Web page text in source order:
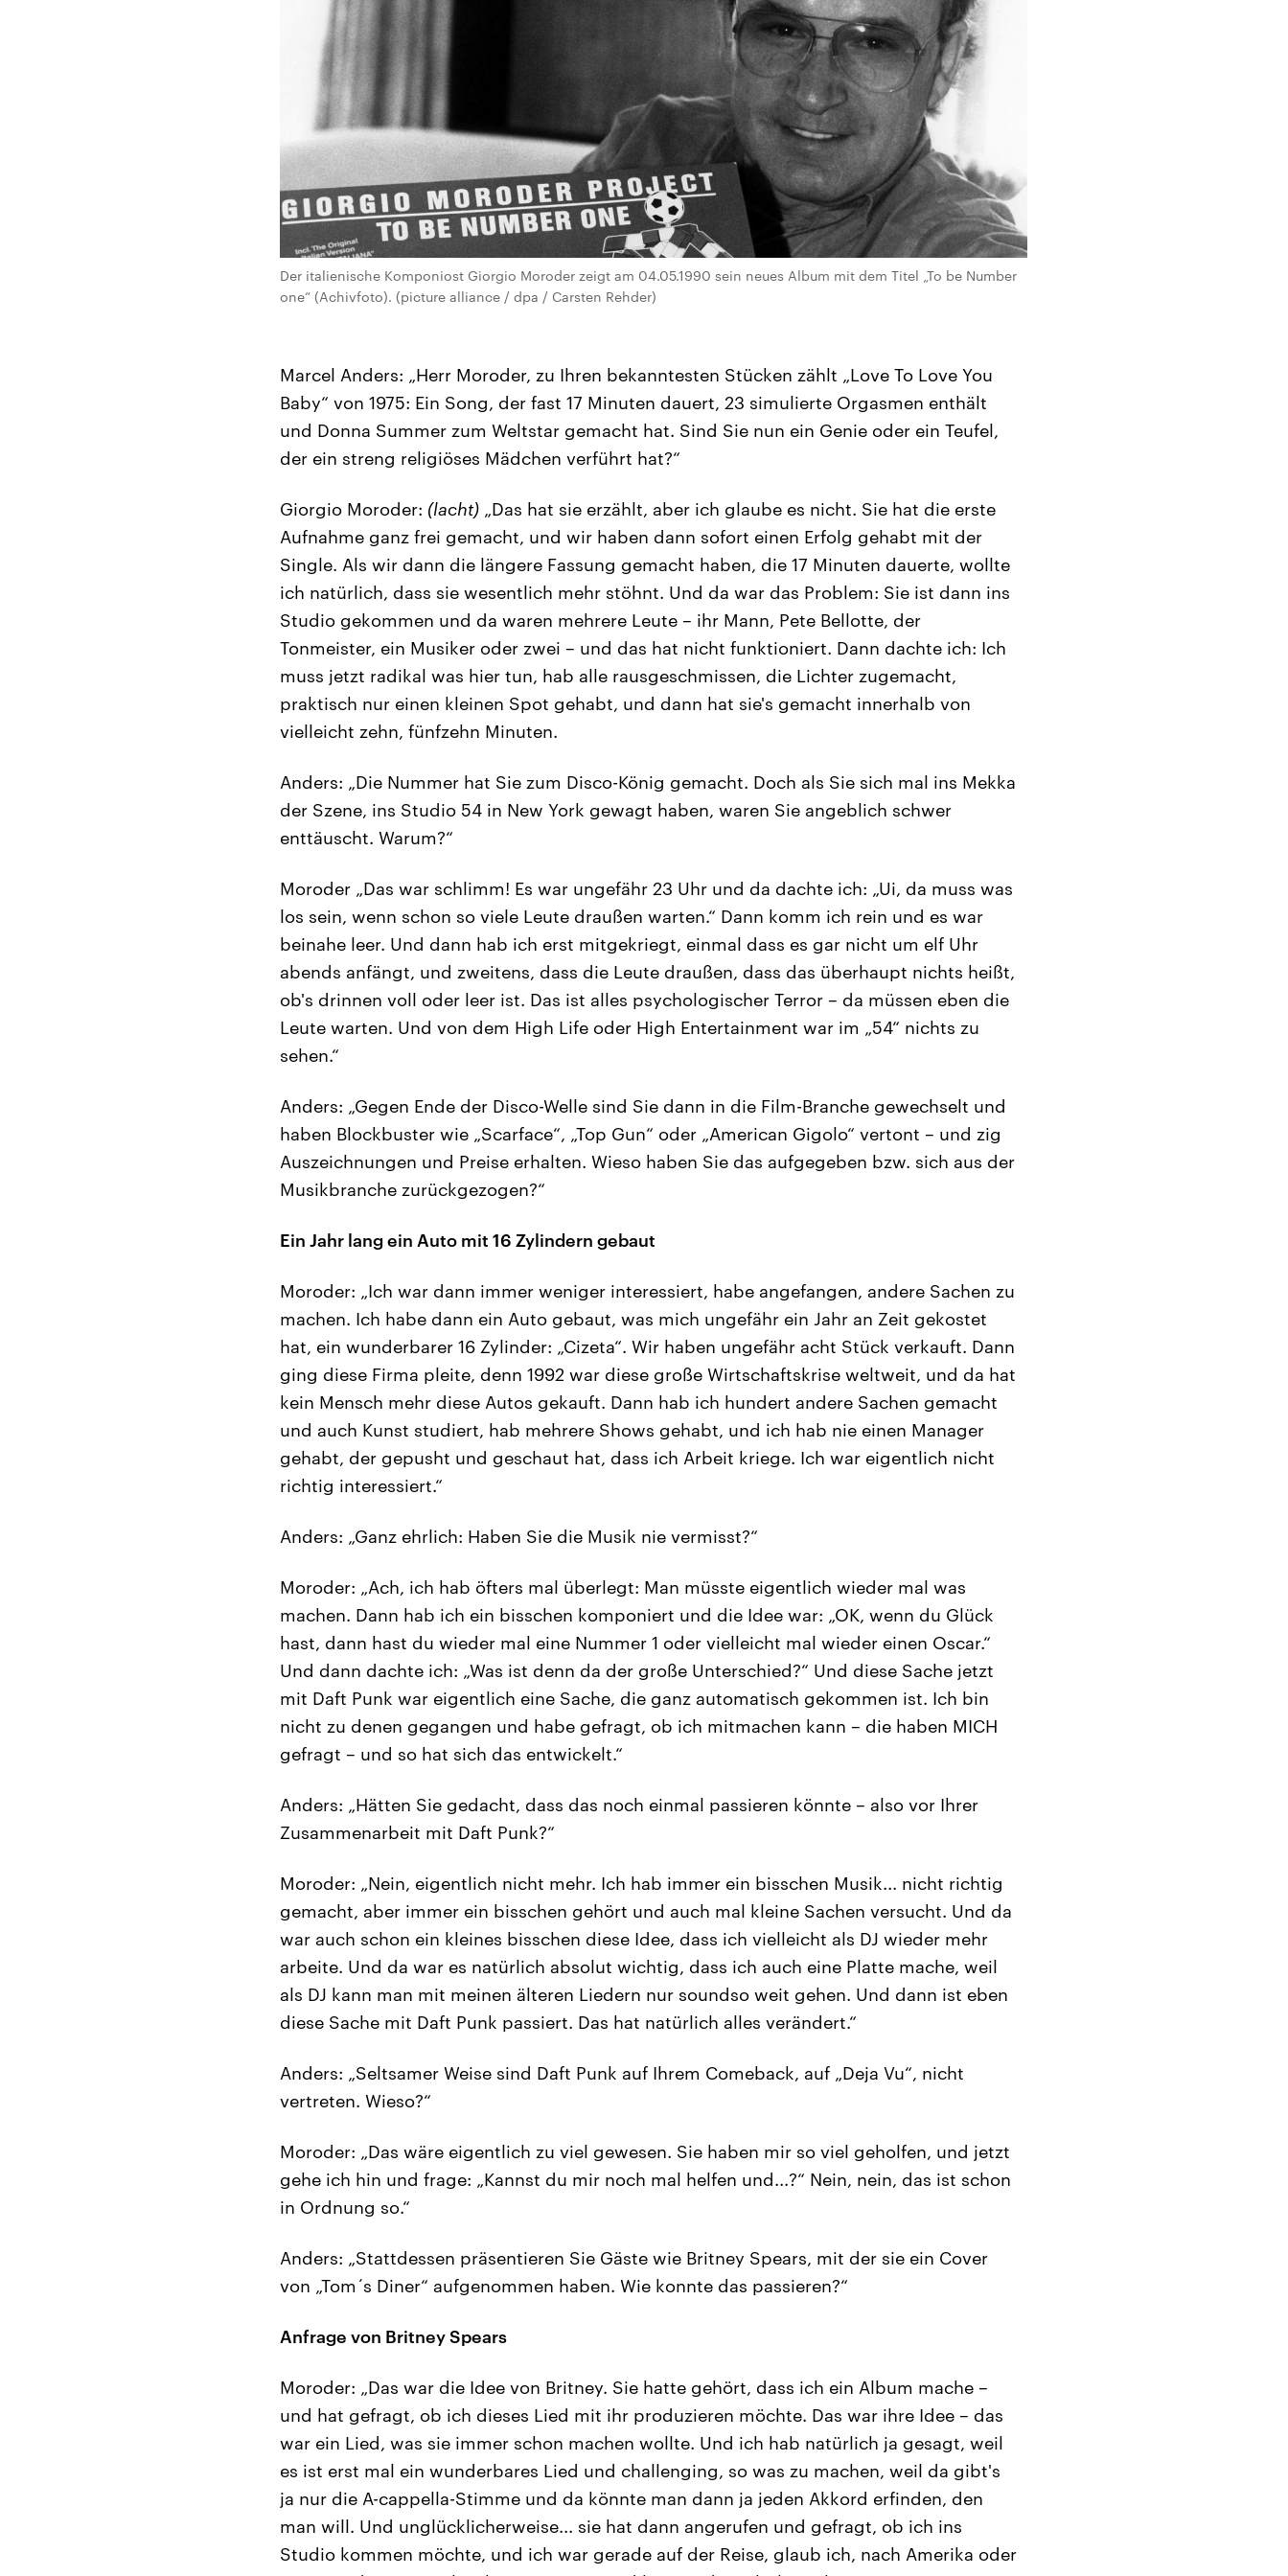
Der italienische Komponiost Giorgio Moroder zeigt am 04.05.1990 sein neues Album mit dem Titel „To be Number
one“ (Achivfoto). (picture alliance / dpa / Carsten Rehder)
Marcel Anders: „Herr Moroder, zu Ihren bekanntesten Stücken zählt „Love To Love You
Baby“ von 1975: Ein Song, der fast 17 Minuten dauert, 23 simulierte Orgasmen enthält
und Donna Summer zum Weltstar gemacht hat. Sind Sie nun ein Genie oder ein Teufel,
der ein streng religiöses Mädchen verführt hat?“
Giorgio Moroder: (lacht) „Das hat sie erzählt, aber ich glaube es nicht. Sie hat die erste
Aufnahme ganz frei gemacht, und wir haben dann sofort einen Erfolg gehabt mit der
Single. Als wir dann die längere Fassung gemacht haben, die 17 Minuten dauerte, wollte
ich natürlich, dass sie wesentlich mehr stöhnt. Und da war das Problem: Sie ist dann ins
Studio gekommen und da waren mehrere Leute – ihr Mann, Pete Bellotte, der
Tonmeister, ein Musiker oder zwei – und das hat nicht funktioniert. Dann dachte ich: Ich
muss jetzt radikal was hier tun, hab alle rausgeschmissen, die Lichter zugemacht,
praktisch nur einen kleinen Spot gehabt, und dann hat sie's gemacht innerhalb von
vielleicht zehn, fünfzehn Minuten.
Anders: „Die Nummer hat Sie zum Disco-König gemacht. Doch als Sie sich mal ins Mekka
der Szene, ins Studio 54 in New York gewagt haben, waren Sie angeblich schwer
enttäuscht. Warum?“
Moroder „Das war schlimm! Es war ungefähr 23 Uhr und da dachte ich: „Ui, da muss was
los sein, wenn schon so viele Leute draußen warten.“ Dann komm ich rein und es war
beinahe leer. Und dann hab ich erst mitgekriegt, einmal dass es gar nicht um elf Uhr
abends anfängt, und zweitens, dass die Leute draußen, dass das überhaupt nichts heißt,
ob's drinnen voll oder leer ist. Das ist alles psychologischer Terror – da müssen eben die
Leute warten. Und von dem High Life oder High Entertainment war im „54“ nichts zu
sehen.“
Anders: „Gegen Ende der Disco-Welle sind Sie dann in die Film-Branche gewechselt und
haben Blockbuster wie „Scarface“, „Top Gun“ oder „American Gigolo“ vertont – und zig
Auszeichnungen und Preise erhalten. Wieso haben Sie das aufgegeben bzw. sich aus der
Musikbranche zurückgezogen?“
Ein Jahr lang ein Auto mit 16 Zylindern gebaut
Moroder: „Ich war dann immer weniger interessiert, habe angefangen, andere Sachen zu
machen. Ich habe dann ein Auto gebaut, was mich ungefähr ein Jahr an Zeit gekostet
hat, ein wunderbarer 16 Zylinder: „Cizeta“. Wir haben ungefähr acht Stück verkauft. Dann
ging diese Firma pleite, denn 1992 war diese große Wirtschaftskrise weltweit, und da hat
kein Mensch mehr diese Autos gekauft. Dann hab ich hundert andere Sachen gemacht
und auch Kunst studiert, hab mehrere Shows gehabt, und ich hab nie einen Manager
gehabt, der gepusht und geschaut hat, dass ich Arbeit kriege. Ich war eigentlich nicht
richtig interessiert.“
Anders: „Ganz ehrlich: Haben Sie die Musik nie vermisst?“
Moroder: „Ach, ich hab öfters mal überlegt: Man müsste eigentlich wieder mal was
machen. Dann hab ich ein bisschen komponiert und die Idee war: „OK, wenn du Glück
hast, dann hast du wieder mal eine Nummer 1 oder vielleicht mal wieder einen Oscar.“
Und dann dachte ich: „Was ist denn da der große Unterschied?“ Und diese Sache jetzt
mit Daft Punk war eigentlich eine Sache, die ganz automatisch gekommen ist. Ich bin
nicht zu denen gegangen und habe gefragt, ob ich mitmachen kann – die haben MICH
gefragt – und so hat sich das entwickelt.“
Anders: „Hätten Sie gedacht, dass das noch einmal passieren könnte – also vor Ihrer
Zusammenarbeit mit Daft Punk?“
Moroder: „Nein, eigentlich nicht mehr. Ich hab immer ein bisschen Musik... nicht richtig
gemacht, aber immer ein bisschen gehört und auch mal kleine Sachen versucht. Und da
war auch schon ein kleines bisschen diese Idee, dass ich vielleicht als DJ wieder mehr
arbeite. Und da war es natürlich absolut wichtig, dass ich auch eine Platte mache, weil
als DJ kann man mit meinen älteren Liedern nur soundso weit gehen. Und dann ist eben
diese Sache mit Daft Punk passiert. Das hat natürlich alles verändert.“
Anders: „Seltsamer Weise sind Daft Punk auf Ihrem Comeback, auf „Deja Vu“, nicht
vertreten. Wieso?“
Moroder: „Das wäre eigentlich zu viel gewesen. Sie haben mir so viel geholfen, und jetzt
gehe ich hin und frage: „Kannst du mir noch mal helfen und...?“ Nein, nein, das ist schon
in Ordnung so.“
Anders: „Stattdessen präsentieren Sie Gäste wie Britney Spears, mit der sie ein Cover
von „Tom´s Diner“ aufgenommen haben. Wie konnte das passieren?“
Anfrage von Britney Spears
Moroder: „Das war die Idee von Britney. Sie hatte gehört, dass ich ein Album mache –
und hat gefragt, ob ich dieses Lied mit ihr produzieren möchte. Das war ihre Idee – das
war ein Lied, was sie immer schon machen wollte. Und ich hab natürlich ja gesagt, weil
es ist erst mal ein wunderbares Lied und challenging, so was zu machen, weil da gibt's
ja nur die A-cappella-Stimme und da könnte man dann ja jeden Akkord erfinden, den
man will. Und unglücklicherweise... sie hat dann angerufen und gefragt, ob ich ins
Studio kommen möchte, und ich war gerade auf der Reise, glaub ich, nach Amerika oder